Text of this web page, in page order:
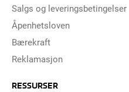
Salgs og leveringsbetingelser
Åpenhetsloven
Bærekraft
Reklamasjon
RESSURSER